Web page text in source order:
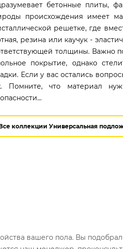
бетонные плиты,
происхождения имеет
решетке, где
резина или каучук -
толщины. Важно
покрытие, однако
Если у вас остались
Помните, что материал
коллекции Универсальная
вашего пола. Вы